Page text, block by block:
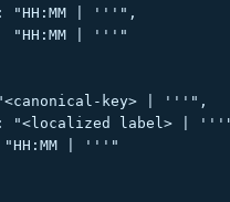
"HH:MM | '''",
"HH:MM | '''"
key> | '''",
"<localized label> |
| '''"